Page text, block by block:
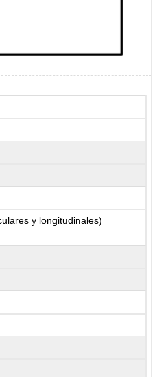
y longitudinales)